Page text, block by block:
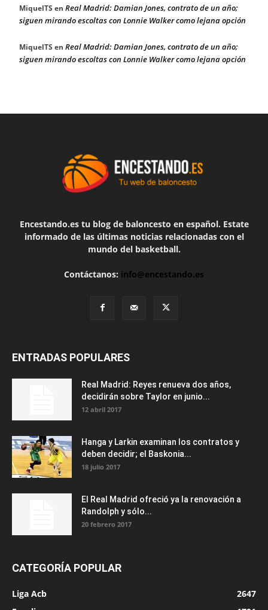
MiquelTS en Real Madrid: Damian Jones, contrato de un año;
siguen mirando escoltas con Lonnie Walker como lejana opción
MiquelTS en Real Madrid: Damian Jones, contrato de un año;
siguen mirando escoltas con Lonnie Walker como lejana opción
Encestando.es tu blog de baloncesto en español. Estate
informado de las últimas noticias relacionadas con el
mundo del basketball.
Contáctanos: info@encestando.es
ENTRADAS POPULARES
Real Madrid: Reyes renueva dos años,
decidirán sobre Taylor en junio...
12 abril 2017
Hanga y Larkin examinan los contratos y
deben decidir; el Baskonia...
18 julio 2017
El Real Madrid ofreció ya la renovación a
Randolph y sólo...
20 febrero 2017
CATEGORÍA POPULAR
Liga Acb
2647